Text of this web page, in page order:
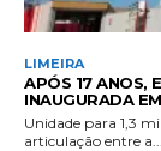
LIMEIRA
APÓS 17 ANOS,
INAUGURADA
Unidade para 1,3
articulação entre a...